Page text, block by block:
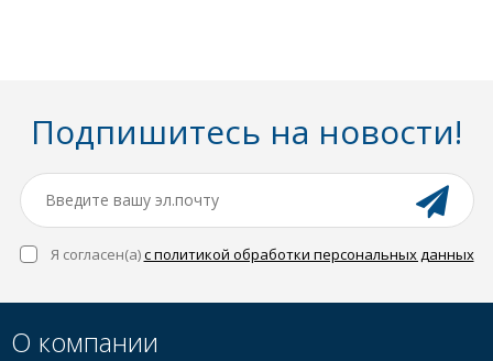
Подпишитесь на новости!
Я согласен(a)с политикой обработки персональных данных
О компании